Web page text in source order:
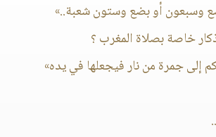
وسبعون أو بضع وستون شعبة..»
خاصة بصلاة المغرب ؟
إلى جمرة من نار فيجعلها في يده»